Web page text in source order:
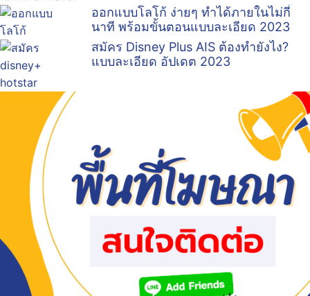
ออกแบบโลโก้ ง่ายๆ ทำได้ภายในไม่กี่
นาที พร้อมขั้นตอนแบบละเอียด 2023
สมัคร Disney Plus AIS ต้องทำยังไง?
แบบละเอียด อัปเดต 2023